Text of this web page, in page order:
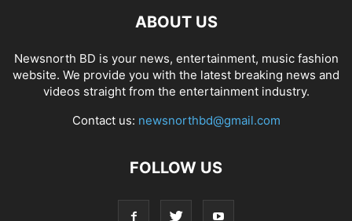
ABOUT US
Newsnorth BD is your news, entertainment, music fashion
website. We provide you with the latest breaking news and
videos straight from the entertainment industry.
Contact us: newsnorthbd@gmail.com
FOLLOW US